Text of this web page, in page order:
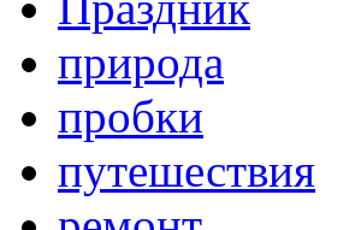
природа
пробки
путешествия